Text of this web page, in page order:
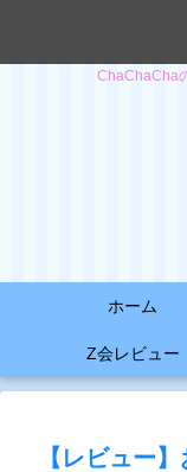
ChaChaCha
ホーム
Z会レビュー
【レビュー